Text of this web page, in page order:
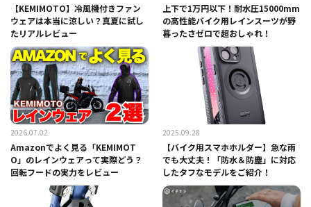
【KEMIMOTO】冷風機付きファン
ウェアは本当に涼しい？真夏に試し
たリアルレビュー
上下で1万円以下！耐水圧15000mm
の高性能バイク用レインスーツが野
暮ったさゼロで超おしゃれ！
2026.07.02
Amazonでよく見る「KEMIMOT
O」のレインウェアって実際どう？
回転フードの実力をレビュー
2025.09.28
【バイク用スマホホルダー】急な雨
でも大丈夫！「防水＆防塵」に対応
したタフなモデルをご紹介！